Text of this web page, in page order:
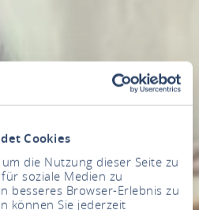
Cookies
die Nutzung dieser Seite zu
soziale Medien zu
besseres Browser-Erlebnis zu
können Sie jederzeit